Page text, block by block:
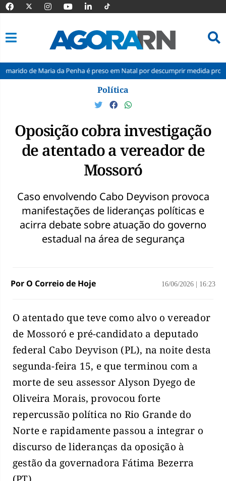
da Penha é preso em Natal por descumprir medida protetiva
Política
Oposição cobra investigação
de atentado a vereador de
Mossoró
Caso envolvendo Cabo Deyvison provoca
manifestações de lideranças políticas e
acirra debate sobre atuação do governo
estadual na área de segurança
Por O Correio de Hoje 16/06/2026 16:23
O atentado que teve como alvo o vereador
de Mossoró e pré-candidato a deputado
federal Cabo Deyvison (PL), na noite desta
segunda-feira 15, e que terminou com a
morte de seu assessor Alyson Dyego de
Oliveira Morais, provocou forte
repercussão política no Rio Grande do
Norte e rapidamente passou a integrar o
discurso de lideranças da oposição à
gestão da governadora Fátima Bezerra